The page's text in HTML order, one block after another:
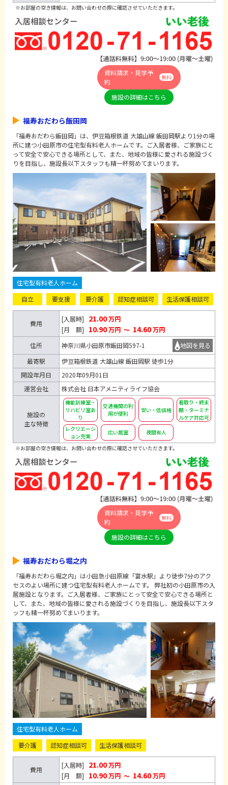
※お部屋の空き情報は、お問い合わせの際に確認させていただきます。
資料請求・見学予
約
無料
施設の詳細はこちら
福寿おだわら飯田岡
「福寿おだわら飯田岡」は、伊豆箱根鉄道 大雄山線 飯田岡駅より1分の場
所に建つ小田原市の住宅型有料老人ホームです。ご入居者様、ご家族にと
って安全で安心できる場所として、また、地域の皆様に愛される施設づく
りを目指し、施設長以下スタッフも精一杯努めてまいります。
住宅型有料老人ホーム
自立
要支援 要介護 認知症相談可 生活保護相談可
費用
[入居時] 21.00万円
[月 額]
10.90万円 ～ 14.60万円
住所
神奈川県小田原市飯田岡597-1
地図を見る
最寄駅
伊豆箱根鉄道 大雄山線 飯田岡駅 徒歩1分
開設年月日
2020年09月01日
運営会社
株式会社 日本アメニティライフ協会
施設の
主な特徴
機能訓練室・
リハビリ室あ
り
交通機関の利
用が便利
安い・低価格
看取り・終末
期・ターミナ
ルケア対応可
レクリエーシ
ョン充実
広い居室 夜間有人
※お部屋の空き情報は、お問い合わせの際に確認させていただきます。
資料請求・見学予
約
無料
施設の詳細はこちら
福寿おだわら堀之内
「福寿おだわら堀之内」は小田急小田原線「富水駅」より徒歩7分のアク
セスのよい場所に建つ住宅型有料老人ホームです。 弊社初の小田原市の入
居施設となります。ご入居者様、ご家族にとって安全で安心できる場所と
して、また、地域の皆様に愛される施設づくりを目指し、施設長以下スタ
ッフも精一杯努めてまいります。
住宅型有料老人ホーム
要介護
認知症相談可 生活保護相談可
費用
[入居時] 21.00万円
[月 額]
10.90万円 ～ 14.60万円